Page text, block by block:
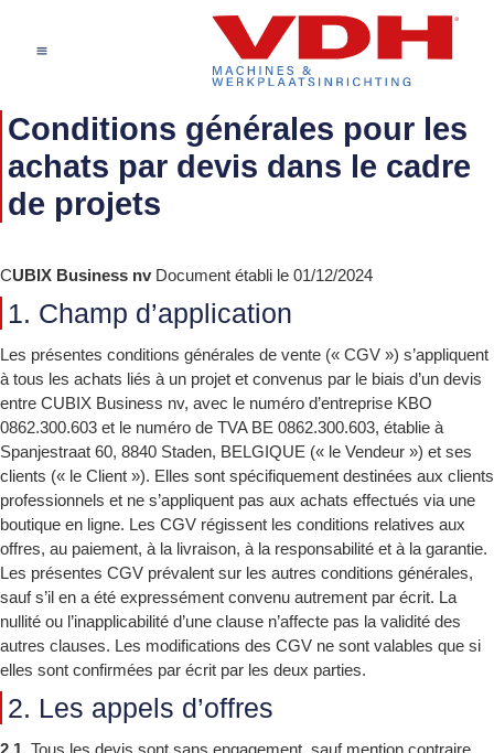
Conditions générales pour les
achats par devis dans le cadre
de projets
CUBIX Business nv Document établi le 01/12/2024
1. Champ d’application
Les présentes conditions générales de vente (« CGV ») s’appliquent
à tous les achats liés à un projet et convenus par le biais d’un devis
entre CUBIX Business nv, avec le numéro d’entreprise KBO
0862.300.603 et le numéro de TVA BE 0862.300.603, établie à
Spanjestraat 60, 8840 Staden, BELGIQUE (« le Vendeur ») et ses
clients (« le Client »). Elles sont spécifiquement destinées aux clients
professionnels et ne s’appliquent pas aux achats effectués via une
boutique en ligne. Les CGV régissent les conditions relatives aux
offres, au paiement, à la livraison, à la responsabilité et à la garantie.
Les présentes CGV prévalent sur les autres conditions générales,
sauf s’il en a été expressément convenu autrement par écrit. La
nullité ou l’inapplicabilité d’une clause n’affecte pas la validité des
autres clauses. Les modifications des CGV ne sont valables que si
elles sont confirmées par écrit par les deux parties.
2. Les appels d’offres